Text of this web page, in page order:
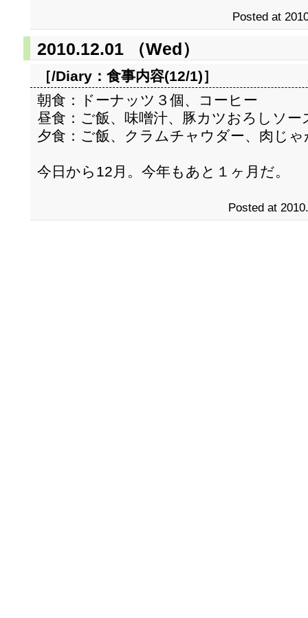
Posted at
2010.12.01 （Wed）
［/Diary： 食事内容(12/1)］
朝食：ドーナッツ３個、コーヒー
昼食：ご飯、味噌汁、豚カツおろしソー
夕食：ご飯、クラムチャウダー、肉じ
今日から12月。今年もあと１ヶ月だ。
Posted at